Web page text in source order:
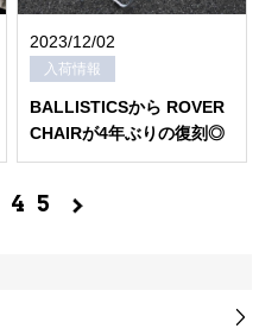
2023/12/02
入荷情報
BALLISTICSから ROVER
CHAIRが4年ぶりの復刻◎
4 5